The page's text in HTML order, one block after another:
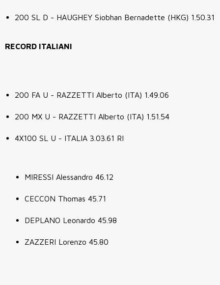
200 SL D - HAUGHEY Siobhan Bernadette (HKG) 1.50.31
RECORD ITALIANI
200 FA U - RAZZETTI Alberto (ITA) 1.49.06
200 MX U - RAZZETTI Alberto (ITA) 1.51.54
4X100 SL U - ITALIA 3.03.61 RI
MIRESSI Alessandro 46.12
CECCON Thomas 45.71
DEPLANO Leonardo 45.98
ZAZZERI Lorenzo 45.80